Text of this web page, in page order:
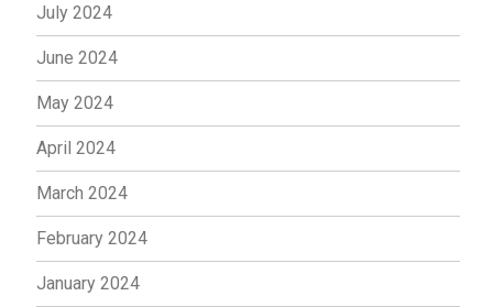
July 2024
June 2024
May 2024
April 2024
March 2024
February 2024
January 2024